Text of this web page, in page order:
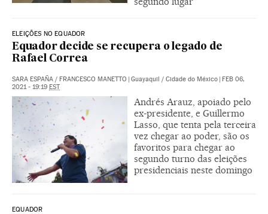
ELEIÇÕES NO EQUADOR
Equador decide se recupera o legado de
Rafael Correa
SARA ESPAÑA / FRANCESCO MANETTO | Guayaquil / Cidade do México | FEB 06,
2021 - 19:19 EST
Andrés Arauz, apoiado pelo
ex-presidente, e Guillermo
Lasso, que tenta pela terceira
vez chegar ao poder, são os
favoritos para chegar ao
segundo turno das eleições
presidenciais neste domingo
EQUADOR